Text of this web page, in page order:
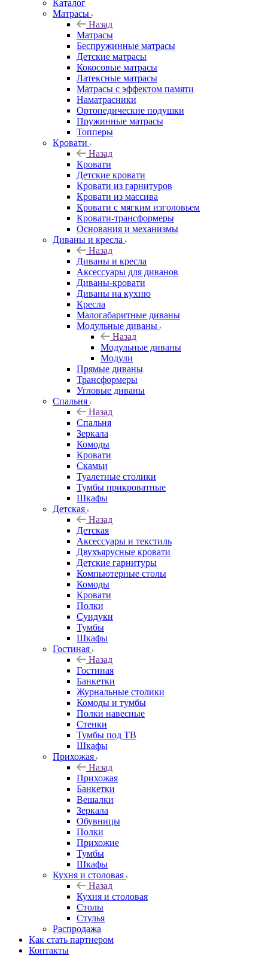
Каталог
Матрасы
Назад
Матрасы
Беспружинные матрасы
Детские матрасы
Кокосовые матрасы
Латексные матрасы
Матрасы с эффектом памяти
Наматрасники
Ортопедические подушки
Пружинные матрасы
Топперы
Кровати
Назад
Кровати
Детские кровати
Кровати из гарнитуров
Кровати из массива
Кровати с мягким изголовьем
Кровати-трансформеры
Основания и механизмы
Диваны и кресла
Назад
Диваны и кресла
Аксессуары для диванов
Диваны-кровати
Диваны на кухню
Кресла
Малогабаритные диваны
Модульные диваны
Назад
Модульные диваны
Модули
Прямые диваны
Трансформеры
Угловые диваны
Спальня
Назад
Спальня
Зеркала
Комоды
Кровати
Скамьи
Туалетные столики
Тумбы прикроватные
Шкафы
Детская
Назад
Детская
Аксессуары и текстиль
Двухъярусные кровати
Детские гарнитуры
Компьютерные столы
Комоды
Кровати
Полки
Сундуки
Тумбы
Шкафы
Гостиная
Назад
Гостиная
Банкетки
Журнальные столики
Комоды и тумбы
Полки навесные
Стенки
Тумбы под ТВ
Шкафы
Прихожая
Назад
Прихожая
Банкетки
Вешалки
Зеркала
Обувницы
Полки
Прихожие
Тумбы
Шкафы
Кухня и столовая
Назад
Кухня и столовая
Столы
Стулья
Распродажа
Как стать партнером
Контакты